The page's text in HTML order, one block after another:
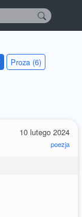
Proza (6)
10 lutego 2024
poezja